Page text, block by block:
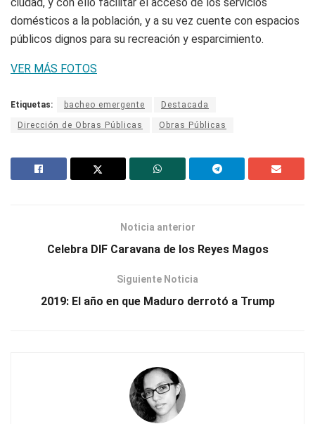
domésticos a la población, y a su vez cuente con espacios
públicos dignos para su recreación y esparcimiento.
VER MÁS FOTOS
Etiquetas: bacheo emergente Destacada
Dirección de Obras Públicas Obras Públicas
Noticia anterior
Celebra DIF Caravana de los Reyes Magos
Siguiente Noticia
2019: El año en que Maduro derrotó a Trump